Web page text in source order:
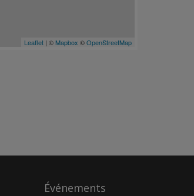
Leaflet | © Mapbox ©OpenStreetMap
Événements